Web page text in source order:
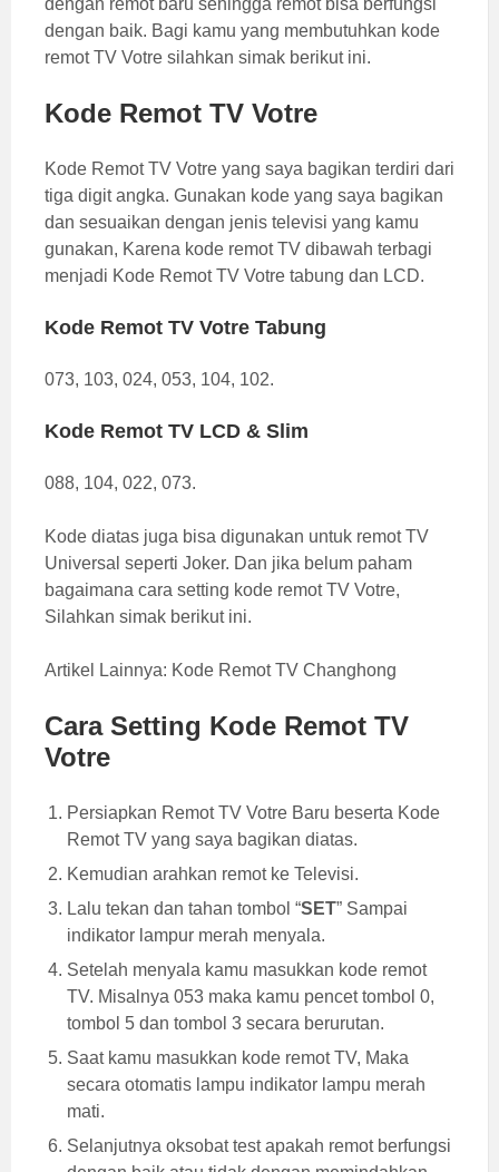
dengan remot baru sehingga remot bisa berfungsi
dengan baik. Bagi kamu yang membutuhkan kode
remot TV Votre silahkan simak berikut ini.
Kode Remot TV Votre
Kode Remot TV Votre yang saya bagikan terdiri dari
tiga digit angka. Gunakan kode yang saya bagikan
dan sesuaikan dengan jenis televisi yang kamu
gunakan, Karena kode remot TV dibawah terbagi
menjadi Kode Remot TV Votre tabung dan LCD.
Kode Remot TV Votre Tabung
073, 103, 024, 053, 104, 102.
Kode Remot TV LCD & Slim
088, 104, 022, 073.
Kode diatas juga bisa digunakan untuk remot TV
Universal seperti Joker. Dan jika belum paham
bagaimana cara setting kode remot TV Votre,
Silahkan simak berikut ini.
Artikel Lainnya: Kode Remot TV Changhong
Cara Setting Kode Remot TV
Votre
Persiapkan Remot TV Votre Baru beserta Kode
Remot TV yang saya bagikan diatas.
Kemudian arahkan remot ke Televisi.
Lalu tekan dan tahan tombol “SET” Sampai
indikator lampur merah menyala.
Setelah menyala kamu masukkan kode remot
TV. Misalnya 053 maka kamu pencet tombol 0,
tombol 5 dan tombol 3 secara berurutan.
Saat kamu masukkan kode remot TV, Maka
secara otomatis lampu indikator lampu merah
mati.
Selanjutnya oksobat test apakah remot berfungsi